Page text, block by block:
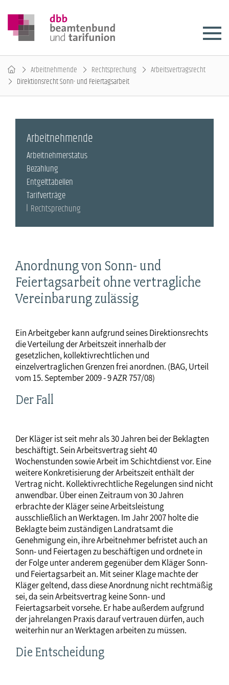
Arbeitnehmende Rechtsprechung
Arbeitsvertragsrecht
Direktionsrecht Sonn- und Feiertagsarbeit
Anordnung von Sonn- und
Feiertagsarbeit ohne vertragliche
Vereinbarung zulässig
Ein Arbeitgeber kann aufgrund seines Direktionsrechts
die Verteilung der Arbeitszeit innerhalb der
gesetzlichen, kollektivrechtlichen und
einzelvertraglichen Grenzen frei anordnen. (BAG, Urteil
vom 15. September 2009 - 9 AZR 757/08)
Der Fall
Der Kläger ist seit mehr als 30 Jahren bei der Beklagten
beschäftigt. Sein Arbeitsvertrag sieht 40
Wochenstunden sowie Arbeit im Schichtdienst vor. Eine
weitere Konkretisierung der Arbeitszeit enthält der
Vertrag nicht. Kollektivrechtliche Regelungen sind nicht
anwendbar. Über einen Zeitraum von 30 Jahren
erbrachte der Kläger seine Arbeitsleistung
ausschließlich an Werktagen. Im Jahr 2007 holte die
Beklagte beim zuständigen Landratsamt die
Genehmigung ein, ihre Arbeitnehmer befristet auch an
Sonn- und Feiertagen zu beschäftigen und ordnete in
der Folge unter anderem gegenüber dem Kläger Sonn-
und Feiertagsarbeit an. Mit seiner Klage machte der
Kläger geltend, dass diese Anordnung nicht rechtmäßig
sei, da sein Arbeitsvertrag keine Sonn- und
Feiertagsarbeit vorsehe. Er habe außerdem aufgrund
der jahrelangen Praxis darauf vertrauen dürfen, auch
weiterhin nur an Werktagen arbeiten zu müssen.
Die Entscheidung
Arbeitnehmende
Arbeitnehmerstatus
Bezahlung
Entgelttabellen
Tarifverträge
Rechtsprechung